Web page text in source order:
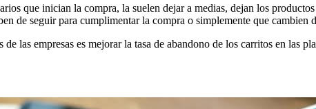
que inician la compra, la suelen dejar a medias, dejan los
de seguir para cumplimentar la compra o simplemente que cambien
las empresas es mejorar la tasa de abandono de los carritos en las